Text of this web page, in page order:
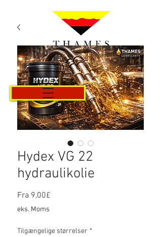
Kurv
Hydex VG 22
hydraulikolie
Fra 9,00£
eks. Moms
Tilgængelige størrelser *